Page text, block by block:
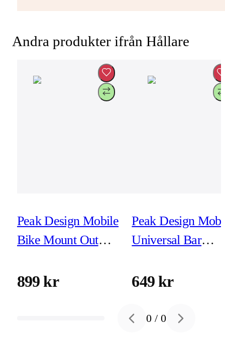
Andra produkter ifrån Hållare
Peak Design Mobile
Bike Mount Out
899 kr
Peak Design
Universal Bar
649 kr
Previous slide
0 /0 Next slide